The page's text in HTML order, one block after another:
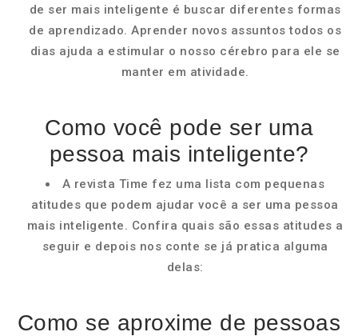
de ser mais inteligente é buscar diferentes formas
de aprendizado. Aprender novos assuntos todos os
dias ajuda a estimular o nosso cérebro para ele se
manter em atividade.
Como você pode ser uma
pessoa mais inteligente?
A revista Time fez uma lista com pequenas
atitudes que podem ajudar você a ser uma pessoa
mais inteligente. Confira quais são essas atitudes a
seguir e depois nos conte se já pratica alguma
delas:
Como se aproxime de pessoas